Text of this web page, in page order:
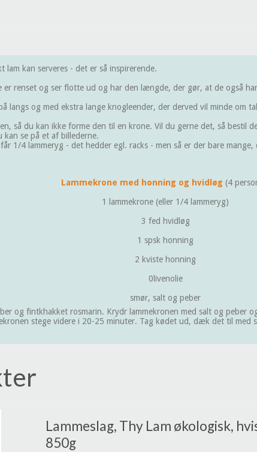
kan serveres - det er så inspirerende.
renset og ser flotte ud og har den længde, der gør, at de også
langs og med ekstra lange knogleender, der derved vil minde om
så du kan ikke forme den til en krone. Vil du gerne det, så
se på et af billederne.
1/4 lammeryg - det hedder egl. racks - men så er der bare mange,
Lammekrone med honning og hvidløg (4
1 lammekrone (eller 1/4 lammeryg)
3 fed hvidløg
1 spsk honning
2 kviste honning
0livenolie
smør, salt og peber
og fintkhakket rosmarin. Krydr lammekronen med salt og peber
stege videre i 20-25 minuter. Tag kødet ud, dæk det til
Lammeslag, Thy Lam økologisk,
850g